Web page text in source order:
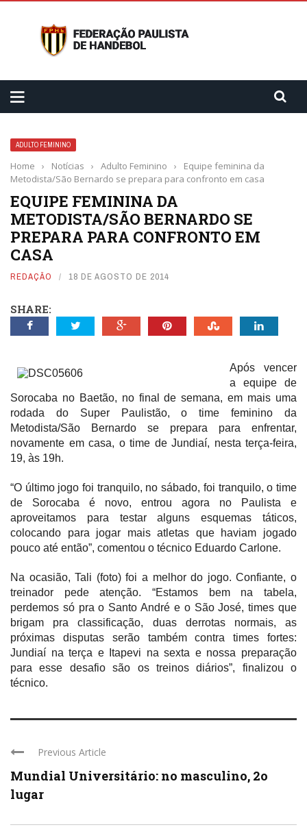
ADULTO FEMININO
Home › Notícias › Adulto Feminino ›
Equipe feminina da
Metodista/São Bernardo se prepara para confronto em casa
EQUIPE FEMININA DA
METODISTA/SÃO BERNARDO SE
PREPARA PARA CONFRONTO EM
CASA
REDAÇÃO 18 DE AGOSTO DE 2014
SHARE:
Após vencer
a equipe de
Sorocaba no Baetão, no final de semana, em mais uma
rodada do Super Paulistão, o time feminino da
Metodista/São Bernardo se prepara para enfrentar,
novamente em casa, o time de Jundiaí, nesta terça-feira,
19, às 19h.
“O último jogo foi tranquilo, no sábado, foi tranquilo, o time
de Sorocaba é novo, entrou agora no Paulista e
aproveitamos para testar alguns esquemas táticos,
colocando para jogar mais atletas que haviam jogado
pouco até então”, comentou o técnico Eduardo Carlone.
Na ocasião, Tali (foto) foi a melhor do jogo. Confiante, o
treinador pede atenção. “Estamos bem na tabela,
perdemos só pra o Santo André e o SãoJosé, times que
brigam pra classificação, duas derrotas normais, as
próximas disputas serão também contra times fortes:
Jundiaí na terça e Itapevi na sexta e nossa preparação
para esse desafio são os treinos diários”, finalizou o
técnico.
Previous Article
Mundial Universitário: no masculino, 2o
lugar